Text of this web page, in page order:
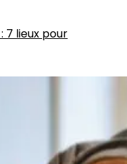
: 7 lieux pour